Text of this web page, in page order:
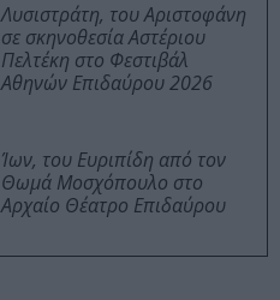
Λυσιστράτη, του Αριστοφάνη
σε σκηνοθεσία Αστέριου
Πελτέκη στο Φεστιβάλ
Αθηνών Επιδαύρου 2026
Ίων, του Ευριπίδη από τον
Θωμά Μοσχόπουλο στο
Αρχαίο Θέατρο Επιδαύρου